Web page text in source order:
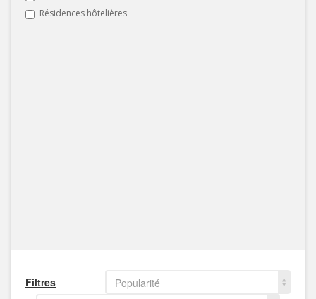
Résidences hôtelières
Filtres
Popularité